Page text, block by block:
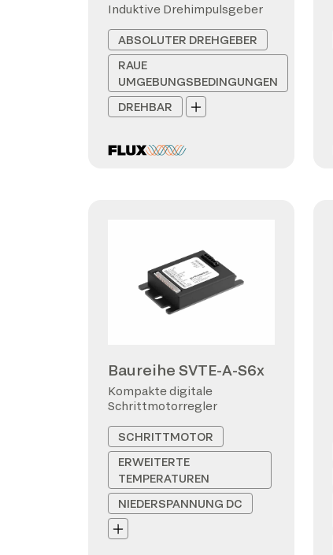
Induktive Drehimpulsgeber
ABSOLUTER DREHGEBER
RAUE
UMGEBUNGSBEDINGUNGEN
DREHBAR
Baureihe SVTE-A-S6x
Kompakte digitale
Schrittmotorregler
SCHRITTMOTOR
ERWEITERTE
TEMPERATUREN
NIEDERSPANNUNG DC